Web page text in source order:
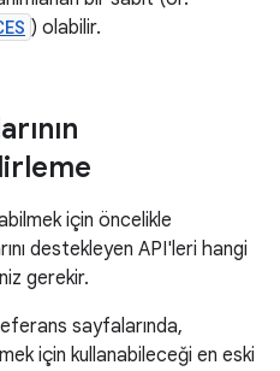
) olabilir.
için öncelikle
destekleyen API'leri hangi
gerekir.
sayfalarında,
için kullanabileceği en eski